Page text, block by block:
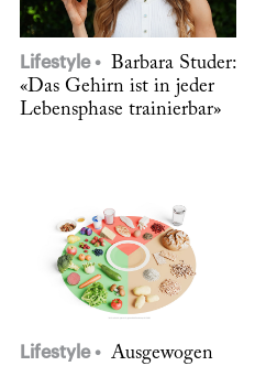
Lifestyle
Barbara Studer:
«Das Gehirn ist in jeder
Lebensphase trainierbar»
Lifestyle
Ausgewogen